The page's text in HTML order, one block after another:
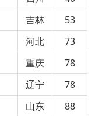
吉林
53
河北
73
重庆
78
辽宁
78
山东
88